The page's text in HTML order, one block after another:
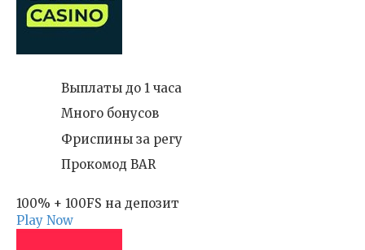
Выплаты до 1 часа
Много бонусов
Фриспины за регу
Прокомод BAR
100% + 100FS на депозит
Play Now